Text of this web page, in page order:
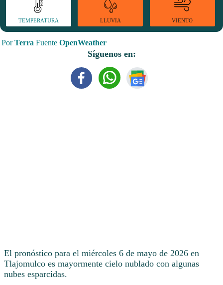
TEMPERATURA LLUVIA VIENTO
PorTerra Fuente OpenWeather
Síguenos en:
El pronóstico para el miércoles 6 de mayo de 2026 en
Tlajomulco es mayormente cielo nublado con algunas
nubes esparcidas.